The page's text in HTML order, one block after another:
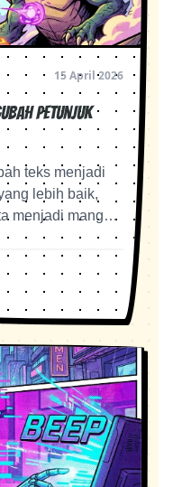
15 April 2026
Petunjuk
teks menjadi
lebih baik,
menjadi manga,
alur kerja